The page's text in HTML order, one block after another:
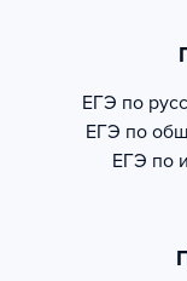
ЕГЭ по
ЕГЭ по
ЕГЭ по